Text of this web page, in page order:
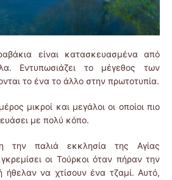
είναι κατασκευασμένα από
Εντυπωσιάζει το μέγεθος των
το ένα το άλλο στην πρωτοτυπία.
μικροί και μεγάλοι οι οποίοι πιο
με πολύ κόπο.
την παλιά εκκλησία της Αγίας
οι Τούρκοι όταν πήραν την
ήθελαν να χτίσουν ένα τζαμί. Αυτό,